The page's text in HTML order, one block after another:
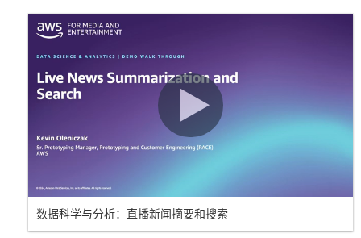
数据科学与分析：直播新闻摘要和搜索